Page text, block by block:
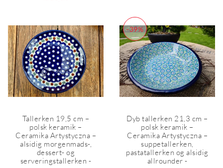
Tallerken 19,5 cm –
polsk keramik –
Ceramika Artystyczna –
alsidig morgenmads-,
dessert- og
serveringstallerken -
-39%
Dyb tallerken 21,3 cm –
polsk keramik –
Ceramika Artystyczna –
suppetallerken,
pastatallerken og alsidig
allrounder -